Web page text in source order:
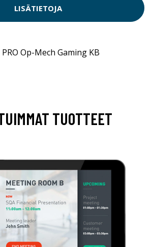
LISÄTIETOJA
PRO Op-Mech Gaming KB
TUOTTEET